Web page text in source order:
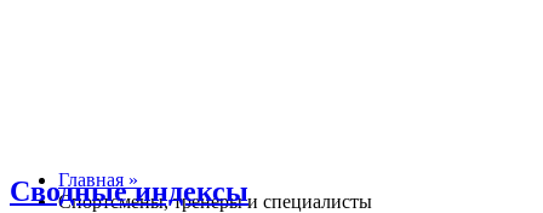
Главная »
Спортсмены, тренеры и специалисты
Сводные индексы